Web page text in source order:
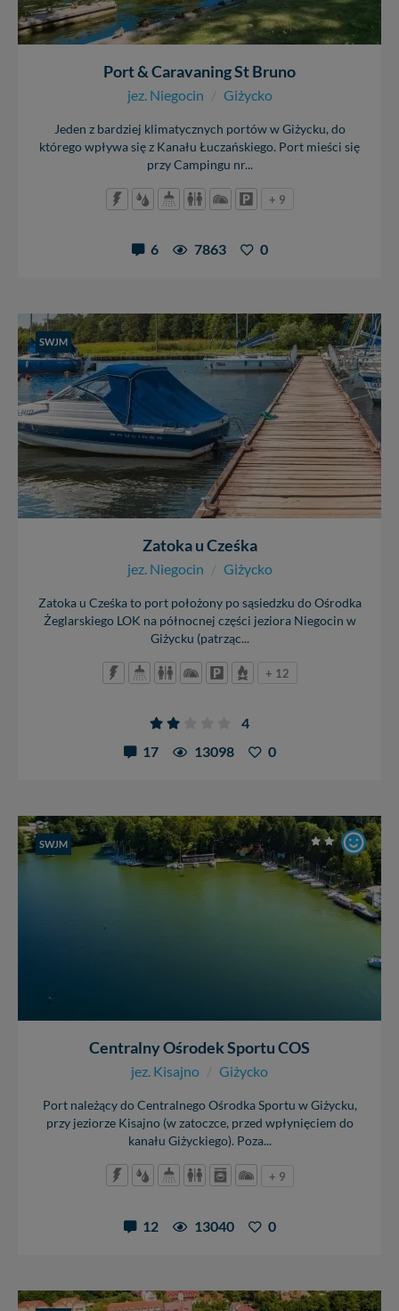
Port & Caravaning St Bruno
jez. Niegocin / Giżycko
Jeden z bardziej klimatycznych portów w Giżycku, do
którego wpływa się z Kanału Łuczańskiego. Port mieści się
przy Campingu nr...
+ 9
6 7863 0
SWJM
Zatoka u Cześka
jez. Niegocin / Giżycko
Zatoka u Cześka to port położony po sąsiedzku do Ośrodka
Żeglarskiego LOK na północnej części jeziora Niegocin w
Giżycku (patrząc...
+ 12
4
17
13098 0
SWJM
Centralny Ośrodek Sportu COS
jez. Kisajno / Giżycko
Port należący do Centralnego Ośrodka Sportu w Giżycku,
przy jeziorze Kisajno (w zatoczce, przed wpłynięciem do
kanału Giżyckiego). Poza...
+ 9
12 13040 0